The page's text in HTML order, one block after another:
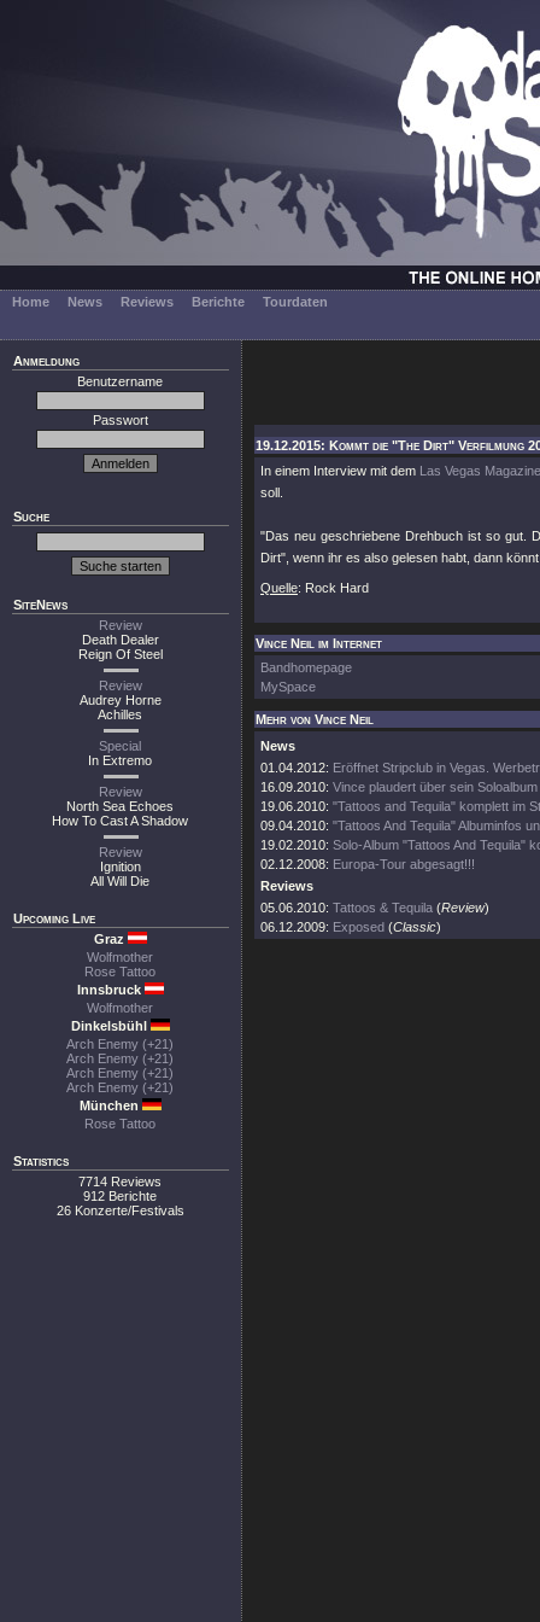
Home News Reviews Berichte Tourdaten
Anmeldung
Benutzername
Passwort
Suche
SiteNews
Review
Death Dealer
Reign Of Steel
Review
Audrey Horne
Achilles
Special
In Extremo
Review
North Sea Echoes
How To Cast A Shadow
Review
Ignition
All Will Die
Upcoming Live
Graz
Wolfmother
Rose Tattoo
Innsbruck
Wolfmother
Dinkelsbühl
Arch Enemy (+21)
Arch Enemy (+21)
Arch Enemy (+21)
Arch Enemy (+21)
München
Rose Tattoo
Statistics
7714 Reviews
912 Berichte
26 Konzerte/Festivals
19.12.2015: Kommt die "The Dirt" Verfilmung
In einem Interview mit dem Las Vegas Magazine
soll.
"Das neu geschriebene Drehbuch ist so gut.
Dirt", wenn ihr es also gelesen habt, dann
Quelle: Rock Hard
Vince Neil im Internet
Bandhomepage
MySpace
Mehr von Vince Neil
News
01.04.2012: Eröffnet Stripclub in Vegas.
16.09.2010: Vince plaudert über sein Soloalbum
19.06.2010: "Tattoos and Tequila" komplett im
09.04.2010: "Tattoos And Tequila" Albuminfos
19.02.2010: Solo-Album "Tattoos And Tequila"
02.12.2008: Europa-Tour abgesagt!!!
Reviews
05.06.2010: Tattoos & Tequila (Review)
06.12.2009: Exposed (Classic)